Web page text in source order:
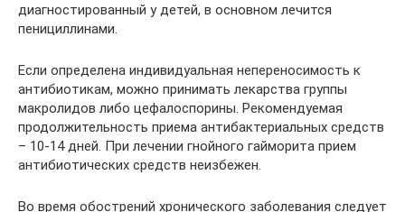
диагностированный у детей, в основном лечится
пенициллинами.
Если определена индивидуальная непереносимость к
антибиотикам, можно принимать лекарства группы
макролидов либо цефалоспорины. Рекомендуемая
продолжительность приема антибактериальных средств
– 10-14 дней. При лечении гнойного гайморита прием
антибиотических средств неизбежен.
Во время обострений хронического заболевания следует